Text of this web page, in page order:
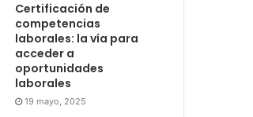
Certificación de
competencias
laborales: la vía para
acceder a
oportunidades
laborales
19 mayo, 2025